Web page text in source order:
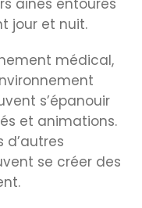
ainés entourés
jour et nuit.
médical,
s’épanouir
et animations.
se créer des